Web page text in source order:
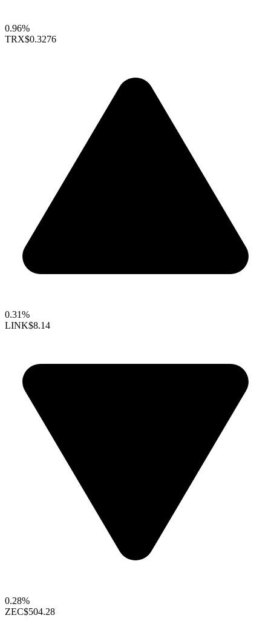
0.96%
TRX$0.3276
0.31%
LINK$8.14
0.28%
ZEC$504.28